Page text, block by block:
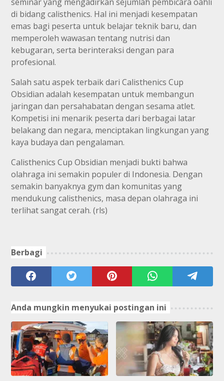
di bidang calisthenics. Hal ini menjadi kesempatan
emas bagi peserta untuk belajar teknik baru, dan
memperoleh wawasan tentang nutrisi dan
kebugaran, serta berinteraksi dengan para
profesional.
Salah satu aspek terbaik dari Calisthenics Cup
Obsidian adalah kesempatan untuk membangun
jaringan dan persahabatan dengan sesama atlet.
Kompetisi ini menarik peserta dari berbagai latar
belakang dan negara, menciptakan lingkungan yang
kaya budaya dan pengalaman.
Calisthenics Cup Obsidian menjadi bukti bahwa
olahraga ini semakin populer di Indonesia. Dengan
semakin banyaknya gym dan komunitas yang
mendukung calisthenics, masa depan olahraga ini
terlihat sangat cerah. (rls)
Berbagi
Anda mungkin menyukai postingan ini